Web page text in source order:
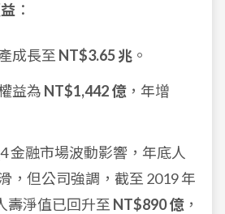
：
成長至 NT$3.65 兆 。
益為 NT$1,442 億，年增
金融市場波動影響，年底人
，但公司強調，截至 2019 年
壽淨值已回升至 NT$890 億，